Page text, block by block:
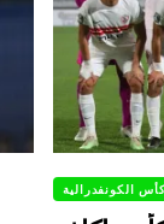
الكونفدرالية